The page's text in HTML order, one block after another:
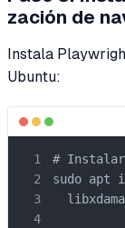
zación de
Instala
Ubuntu:
# Instalar
sudo apt